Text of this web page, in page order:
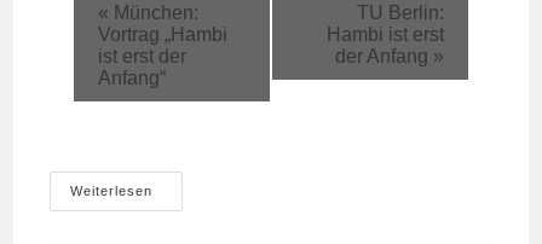
« München:
Vortrag „Hambi
ist erst der
Anfang“
TU Berlin:
Hambi ist erst
der Anfang »
Weiterlesen
Vortrag